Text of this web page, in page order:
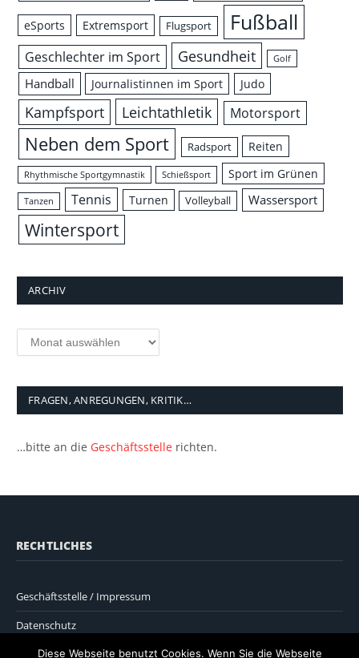
eSports Extremsport Flugsport Fußball
Geschlechter im Sport Gesundheit Golf
Handball Journalistinnen im Sport Judo
Kampfsport Leichtathletik Motorsport
Neben dem Sport Radsport Reiten
Rhythmische Sportgymnastik Schießsport Sport im Grünen
Tanzen Tennis Turnen Volleyball Wassersport
Wintersport
ARCHIV
Archiv
FRAGEN, ANREGUNGEN, KRITIK…
…bitte an die Geschäftsstelle richten.
RECHTLICHES
Geschäftsstelle / Impressum
Datenschutz
Diese Webseite benutzt Cookies. Wenn Sie die Webseite